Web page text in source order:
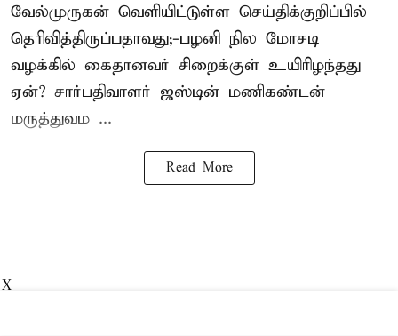
வேல்முருகன் வெளியிட்டுள்ள செய்திக்குறிப்பில்
தெரிவித்திருப்பதாவது;-பழனி நில மோசடி
வழக்கில் கைதானவர் சிறைக்குள் உயிரிழந்தது
ஏன்? சார்பதிவாளர் ஜஸ்டின் மணிகண்டன்
மருத்துவம ...
Read More
X